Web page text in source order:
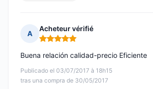
A
Acheteur vérifié
Nota: 5 de 5
Publicado el 03/07/2017 à 18h15
tras una compra de 30/05/2017
Buena relación calidad-precio Eficiente